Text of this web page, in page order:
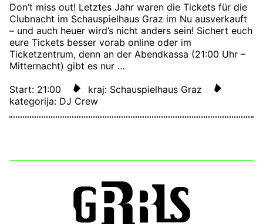
Don’t miss out! Letztes Jahr waren die Tickets für die
Clubnacht im Schauspielhaus Graz im Nu ausverkauft
– und auch heuer wird’s nicht anders sein! Sichert euch
eure Tickets besser vorab online oder im
Ticketzentrum, denn an der Abendkassa (21:00 Uhr –
Mitternacht) gibt es nur …
Start: 21:00
kraj: Schauspielhaus Graz
kategorija: DJ Crew